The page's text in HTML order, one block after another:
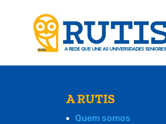
A RUTIS
Quem somos